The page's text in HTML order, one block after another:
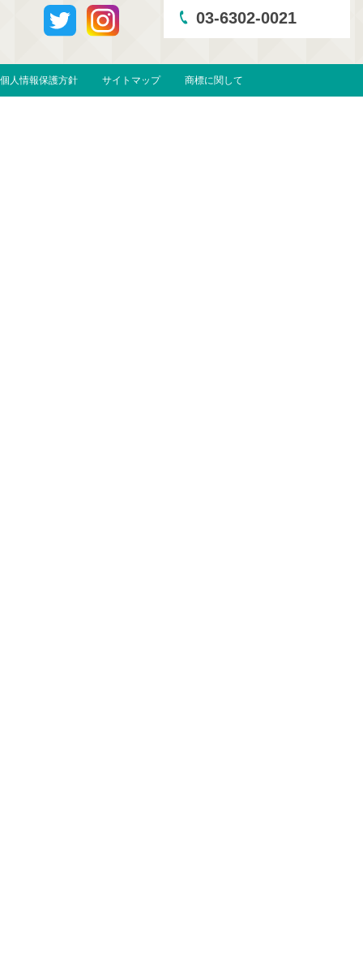
03-6302-0021
個人情報保護方針 サイトマップ 商標に関して